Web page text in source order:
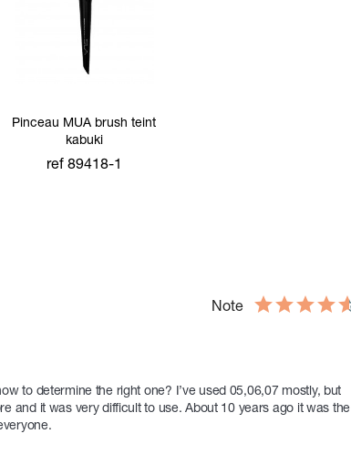
Pinceau MUA brush teint
kabuki
ref 89418-1
Note
to determine the right one? I’ve used 05,06,07 mostly, but
and it was very difficult to use. About 10 years ago it was the